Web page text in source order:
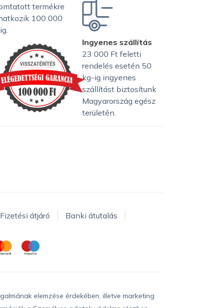
termékre
100 000
Ingyenes szállítás
23 000 Ft feletti
rendelés esetén 50
kg-ig ingyenes
szállítást biztosítunk
Magyarország egész
területén.
Fizetési átjáró
Banki átutalás
elemzése érdekében, illetve marketing